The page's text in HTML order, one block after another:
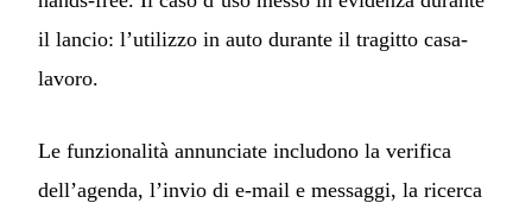
il lancio: l’utilizzo in auto durante il tragitto casa-
lavoro.
Le funzionalità annunciate includono la verifica
dell’agenda, l’invio di e-mail e messaggi, la ricerca